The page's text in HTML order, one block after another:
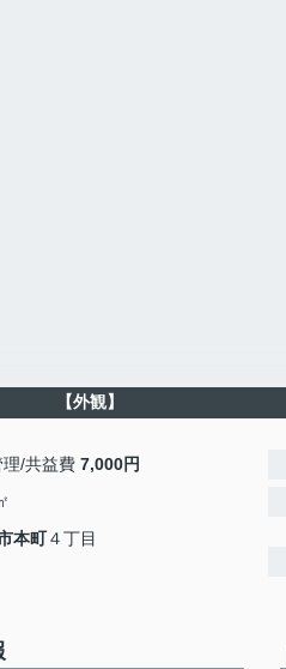
【外観】
/共益費 7,000円
本町４丁目